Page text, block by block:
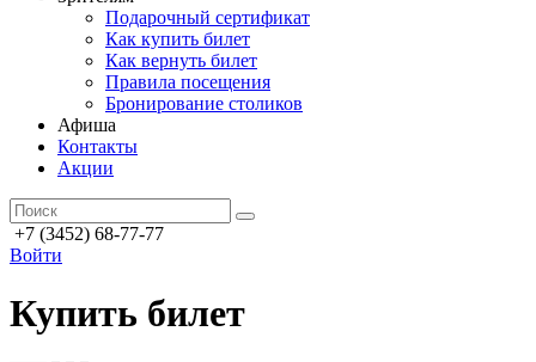
Подарочный сертификат
Как купить билет
Как вернуть билет
Правила посещения
Бронирование столиков
Афиша
Контакты
Акции
+7 (3452) 68-77-77
Войти
Купить билет